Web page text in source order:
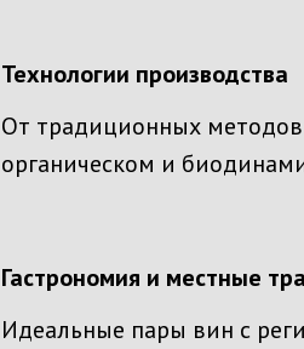
Технологии производства
От традиционных
органическом и
Гастрономия и местные
Идеальные пары вин с